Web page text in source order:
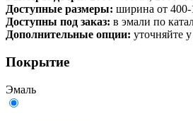
Доступные размеры: ширина от
Доступны под заказ: в эмали по
Дополнительные опции: уточняйте
Покрытие
Эмаль